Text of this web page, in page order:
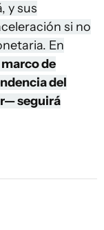
y sus
si no
En
de
del
seguirá